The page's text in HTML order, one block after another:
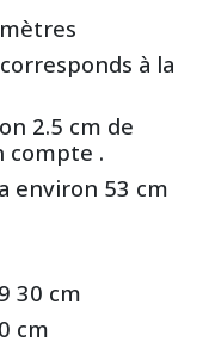
à la
2.5 cm de
compte .
environ 53 cm
30 cm
cm